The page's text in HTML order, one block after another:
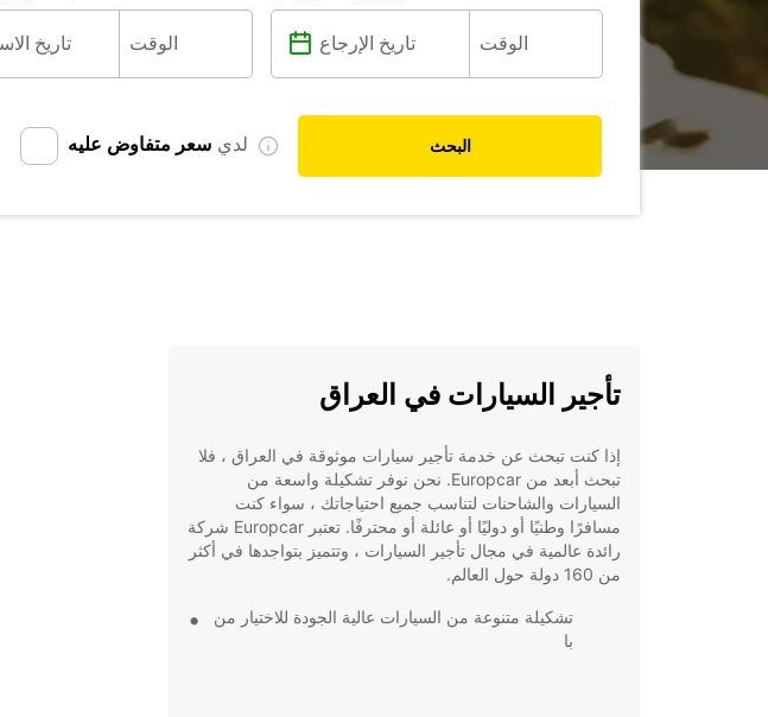
لدي سعر متفاوض عليه البحث
تأجير السيارات في العراق
إذا كنت تبحث عن خدمة تأجير سيارات موثوقة في العراق ، فلا
تبحث أبعد من Europcar. نحن نوفر تشكيلة واسعة من
السيارات والشاحنات لتناسب جميع احتياجاتك ، سواء كنت
مسافرًا وطنيًا أو دوليًا أو عائلة أو محترفًا. تعتبر Europcar شركة
رائدة عالمية في مجال تأجير السيارات ، وتتميز بتواجدها في أكثر
من 160 دولة حول العالم.
تشكيلة متنوعة من السيارات عالية الجودة للاختيار من
با